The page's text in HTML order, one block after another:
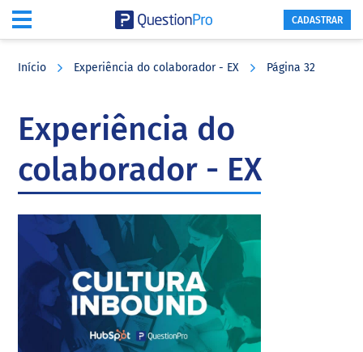
CADASTRAR
Início Experiência do colaborador - EX Página 32
Experiência do
colaborador - EX